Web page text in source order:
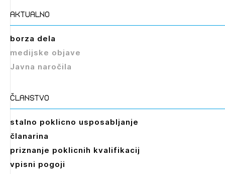
aktualno
borza dela
medijske objave
Javna naročila
članstvo
stalno poklicno usposabljanje
članarina
priznanje poklicnih kvalifikacij
vpisni pogoji